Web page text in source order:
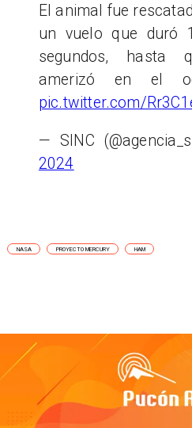
El animal fue
un vuelo que duró
segundos, hasta
amerizó en el
pic.twitter.com/
— SINC
2024
NASA PROYECTO MERCURY HAM